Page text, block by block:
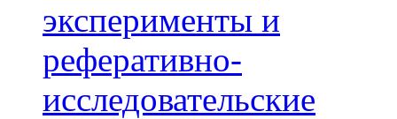
эксперименты и
реферативно-
исследовательские